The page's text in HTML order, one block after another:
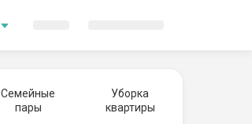
Семейные
пары
Уборка
квартиры